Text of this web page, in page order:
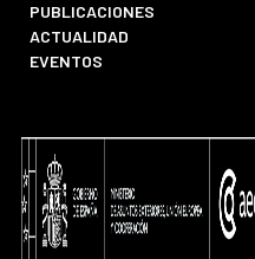
PUBLICACIONES
ACTUALIDAD
EVENTOS